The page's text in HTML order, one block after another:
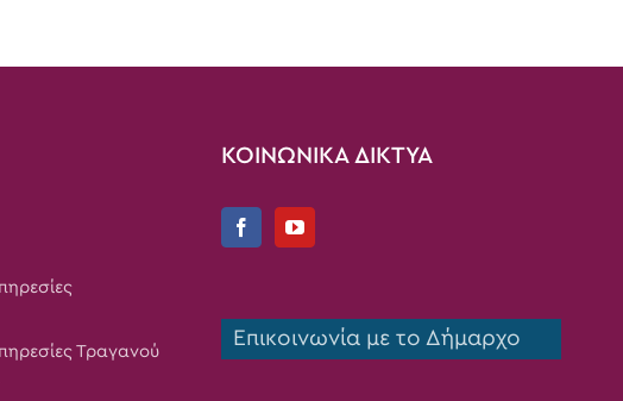
Τραγανού
ΚΟΙΝΩΝΙΚΑ ΔΙΚΤΥΑ
Επικοινωνία με το Δήμαρχο